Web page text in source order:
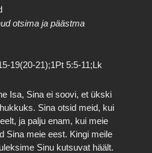
otsima ja päästma
19(20-21);1Pt 5:5-11;Lk
Isa, Sina ei soovi, et ükski
Sina otsid meid, kui
ja palju enam, kui meie
Sina meie eest. Kingi meile
Sinu kutsuvat häält.